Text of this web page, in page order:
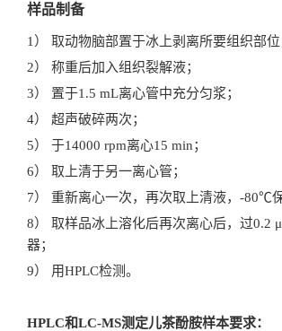
样品制备
1） 取动物脑部置于冰上剥离所要组织部位
2） 称重后加入组织裂解液；
3） 置于1.5 mL离心管中充分匀浆；
4） 超声破碎两次；
5） 于14000 rpm离心15 min；
6） 取上清于另一离心管；
7） 重新离心一次，再次取上清液，-80℃保
8） 取样品冰上溶化后再次离心后，过0.2
器；
9） 用HPLC检测。
HPLC和LC-MS测定儿茶酚胺样本要求：